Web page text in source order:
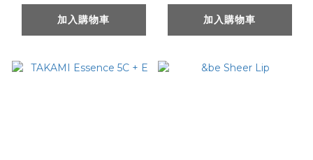
加入購物車 加入購物車